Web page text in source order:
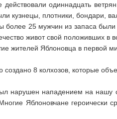
действовали одиннадцать
кузнецы, плотники, бондари,
более 25 мужчин из запаса
живот свой положивших
жителей Яблоновца в первой
8 колхозов, которые
нарушен нападением на нашу
Яблоновчане героически